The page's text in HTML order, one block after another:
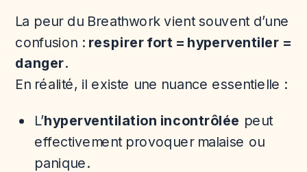
La peur du Breathwork vient souvent d’une
confusion : respirer fort = hyperventiler =
danger.
En réalité, il existe une nuance essentielle :
L’hyperventilation incontrôlée peut
effectivement provoquer malaise ou
panique.